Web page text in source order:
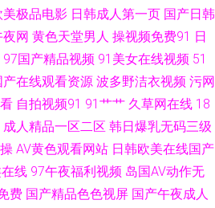
视频 色婷亚洲网站 亚洲最大成人小说网 91
马性交影院 另类四区 殴美A视频 韩国AV资源
站 91社网址 超碰在线大青青青青 国产精品一
三 一本一道久精品 探花综合网 91人妻福利在
美极品电影 日韩成人第一页 国产日韩
夜网 黄色天堂男人 操视频免费91 日
97国产精品视频 91美女在线视频 51
产在线观看资源 波多野洁衣视频 污网
自拍视频91 91艹艹 久草网在线 18
成人精品一区二区 韩日爆乳无码三级
AV黄色观看网站 日韩欧美在线国产
线 97午夜福利视频 岛国AV动作无
费 国产精品色色视屏 国产午夜成人